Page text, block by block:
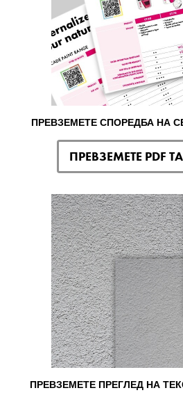
ПРЕВЗЕМЕТЕ СПОРЕДБА НА
ПРЕВЗЕМЕТЕ PDF
ПРЕВЗЕМЕТЕ ПРЕГЛЕД НА